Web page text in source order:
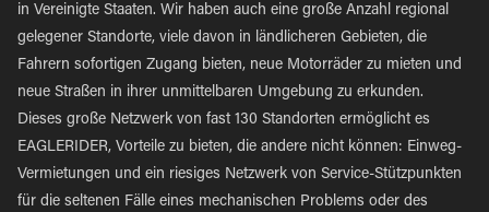
in Vereinigte Staaten. Wir haben auch eine große Anzahl regional
gelegener Standorte, viele davon in ländlicheren Gebieten, die
Fahrern sofortigen Zugang bieten, neue Motorräder zu mieten und
neue Straßen in ihrer unmittelbaren Umgebung zu erkunden.
Dieses große Netzwerk von fast 130 Standorten ermöglicht es
EAGLERIDER, Vorteile zu bieten, die andere nicht können: Einweg-
Vermietungen und ein riesiges Netzwerk von Service-Stützpunkten
für die seltenen Fälle eines mechanischen Problems oder des